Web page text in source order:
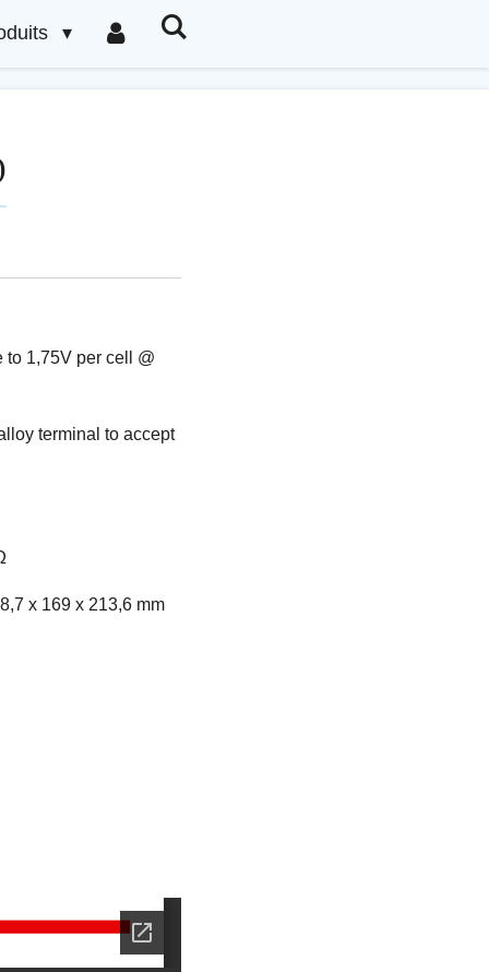
to 1,75V per cell @
terminal to accept
x 169 x 213,6 mm